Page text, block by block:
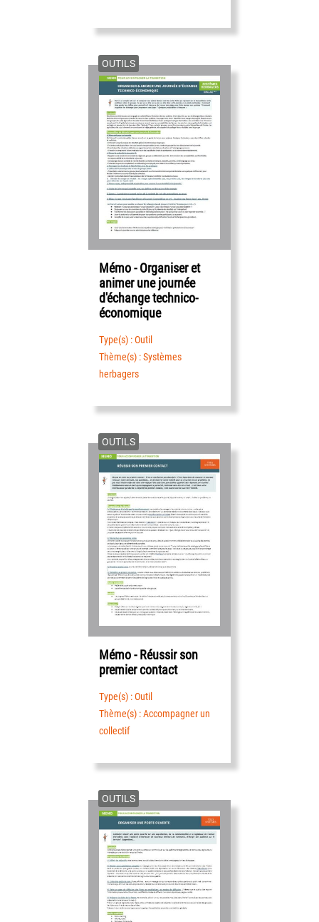
OUTILS
Mémo - Organiser et
animer une journée
d'échange technico-
économique
Type(s) : Outil
Thème(s) : Systèmes
herbagers
OUTILS
Mémo - Réussir son
premier contact
Type(s) : Outil
Thème(s) : Accompagner un
collectif
OUTILS